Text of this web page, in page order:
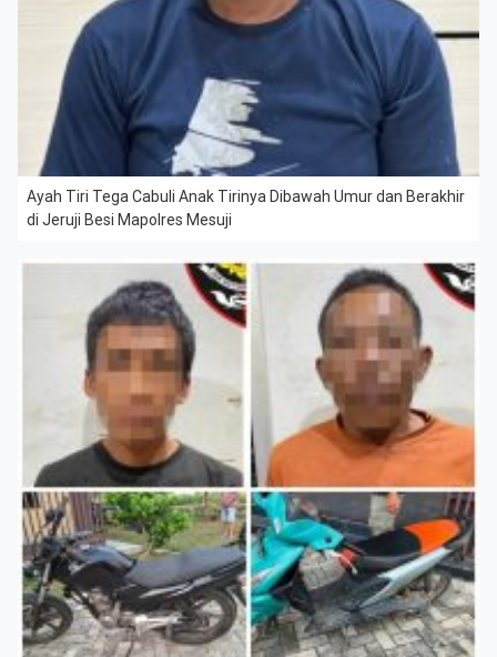
Ayah Tiri Tega Cabuli Anak Tirinya Dibawah Umur dan Berakhir
di Jeruji Besi Mapolres Mesuji